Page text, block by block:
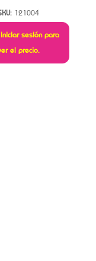
121004
sesión para
el precio.